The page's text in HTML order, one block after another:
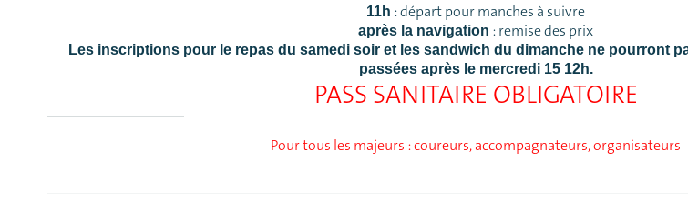
11h : départ pour manches à suivre
après la navigation : remise des prix
Les inscriptions pour le repas du samedi soir et les sandwich du dimanche ne pourront
passées après le mercredi 15 12h.
PASS SANITAIRE OBLIGATOIRE
Pour tous les majeurs : coureurs, accompagnateurs, organisateurs